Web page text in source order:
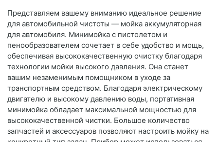
Представляем вашему вниманию идеальное решение
для автомобильной чистоты — мойка аккумуляторная
для автомобиля. Минимойка с пистолетом и
пенообразователем сочетает в себе удобство и мощь,
обеспечивая высококачественную очистку благодаря
технологии мойки высокого давления. Она станет
вашим незаменимым помощником в уходе за
транспортным средством. Благодаря электрическому
двигателю и высокому давлению воды, портативная
минимойка обладает максимальной мощностью для
высококачественной чистки. Большое количество
запчастей и аксессуаров позволяют настроить мойку на